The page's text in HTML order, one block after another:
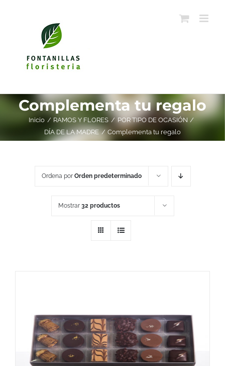
Complementa tu regalo
Inicio RAMOS Y FLORES
POR TIPO DE OCASIÓN
DÍA DE LA MADRE
Complementa tu regalo
Ordena por Orden predeterminado
Mostrar 32 productos